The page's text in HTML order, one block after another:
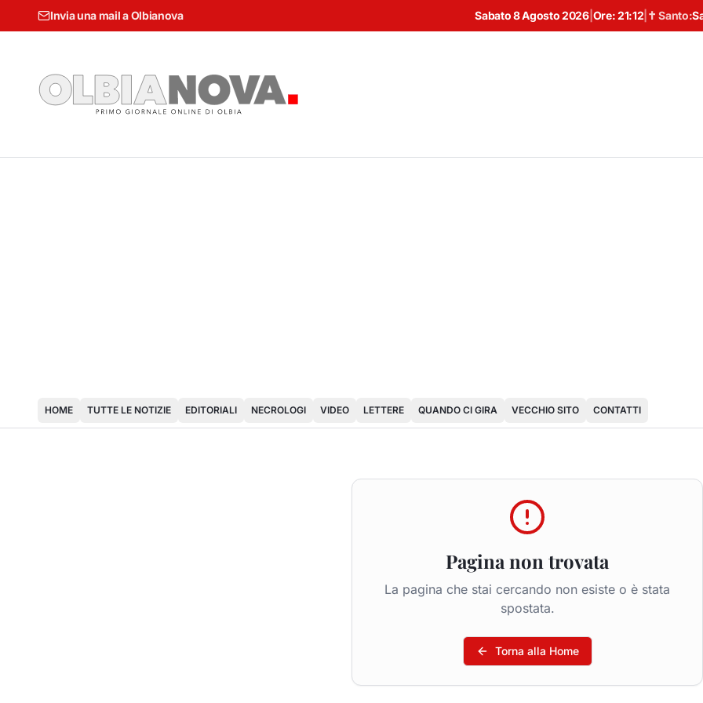
Invia una mail a Olbianova Sabato 8 Agosto 2026| Ore:21:12 ✝ Santo:
HOME TUTTE LE NOTIZIE EDITORIALI NECROLOGI VIDEO LETTERE QUANDO CI GIRA VECCHIO SITO CONTATTI
Pagina non trovata
La pagina che stai cercando non esiste o è stata
spostata.
Torna alla Home